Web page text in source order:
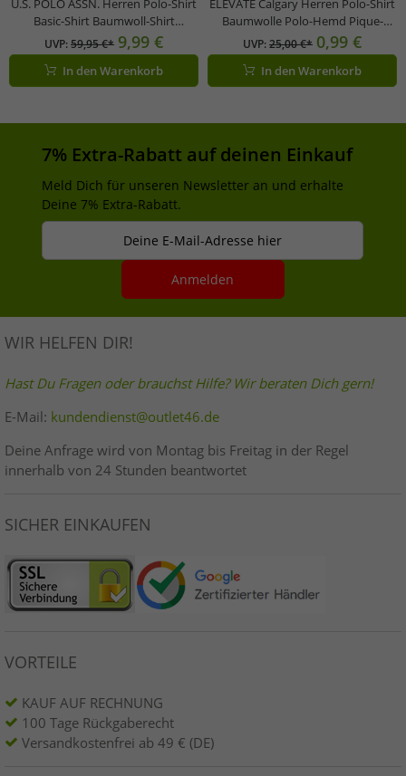
U.S. POLO ASSN. Herren Polo-Shirt
Basic-Shirt Baumwoll-Shirt
Kurzarm-Shirt 197 61092 52520 155
Rot/Blau
UVP:59,95 €* 9,99 €
In den Warenkorb
ELEVATE Calgary Herren Polo-Shirt
Baumwolle Polo-Hemd Pique-
Strick 200 g/m² 3808091 Rosa-
Blush
UVP:25,00 €* 0,99 €
In den Warenkorb
7% Extra-Rabatt auf deinen Einkauf
Meld Dich für unseren Newsletter an und erhalte
Deine 7% Extra-Rabatt.
Deine E-Mail-Adresse hier
Anmelden
WIR HELFEN DIR!
Hast Du Fragen oder brauchst Hilfe? Wir beraten Dich gern!
E-Mail: kundendienst@outlet46.de
Deine Anfrage wird von Montag bis Freitag in der Regel
innerhalb von 24 Stunden beantwortet
SICHER EINKAUFEN
VORTEILE
KAUF AUF RECHNUNG
100 Tage Rückgaberecht
Versandkostenfrei ab 49 € (DE)